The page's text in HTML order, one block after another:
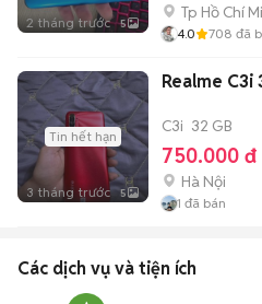
2 tháng trước 5
Tp Hồ Chí
4.0 708 đã
Tin hết hạn
3 tháng trước 5
Realme C3i
C3i 32 GB
750.000 đ
Hà Nội
1 đã bán
Các dịch vụ và tiện ích